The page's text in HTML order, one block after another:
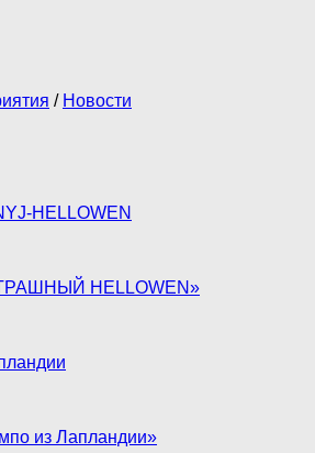
/ Новости
HELLOWEN»
из Лапландии»